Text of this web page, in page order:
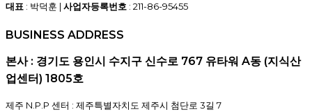
대표 : 박덕훈 | 사업자등록번호 : 211-86-95455
BUSINESS ADDRESS
본사 : 경기도 용인시 수지구 신수로 767 유타워 A동 (지식산
업센터) 1805호
제주 N.P.P 센터 : 제주특별자치도 제주시 첨단로 3길 7